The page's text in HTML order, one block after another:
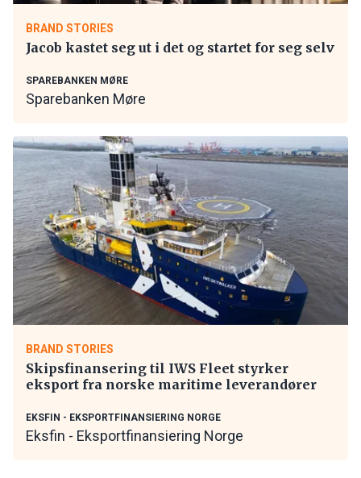
BRAND STORIES
Jacob kastet seg ut i det og startet for seg selv
SPAREBANKEN MØRE
Sparebanken Møre
BRAND STORIES
Skipsfinansering til IWS Fleet styrker
eksport fra norske maritime leverandører
EKSFIN - EKSPORTFINANSIERING NORGE
Eksfin - Eksportfinansiering Norge